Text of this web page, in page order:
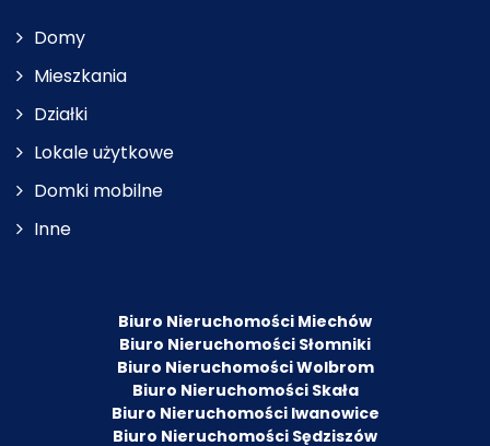
Domy
Mieszkania
Działki
Lokale użytkowe
Domki mobilne
Inne
Biuro Nieruchomości Miechów
Biuro Nieruchomości Słomniki
Biuro Nieruchomości Wolbrom
Biuro Nieruchomości Skała
Biuro Nieruchomości Iwanowice
Biuro Nieruchomości Sędziszów